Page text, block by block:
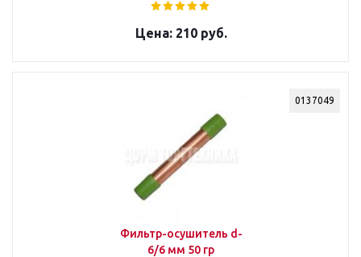
210 руб.
0137049
Фильтр-осушитель d-
6/6 мм 50 гр